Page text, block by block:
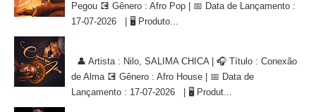
Pegou 💽 Gênero : Afro Pop | 📅 Data de Lançamento :
17-07-2026 | 🖥 Produto...
👤 Artista : Nilo, SALIMA CHICA | 🎧 Título : Conexão
de Alma 💽 Gênero : Afro House | 📅 Data de
Lançamento : 17-07-2026 | 🖥 Produt...